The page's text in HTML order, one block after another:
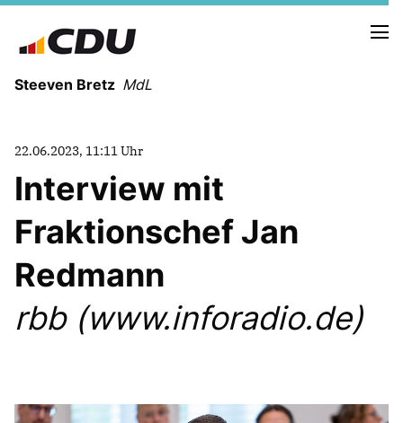
Steeven Bretz MdL
VITA
WAHLKREISBESUCHE
MEIN BÜRGERBÜRO
Anträge CDU
22.06.2023, 11:11 Uhr
Interview mit
Fraktionschef Jan
Redmann
rbb (www.inforadio.de)